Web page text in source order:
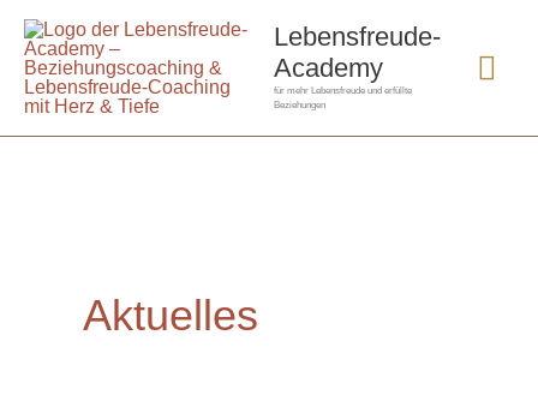
Zum
Inhalt
springen
Lebensfreude-
Academy
für mehr Lebensfreude und erfüllte
Beziehungen
Aktuelles